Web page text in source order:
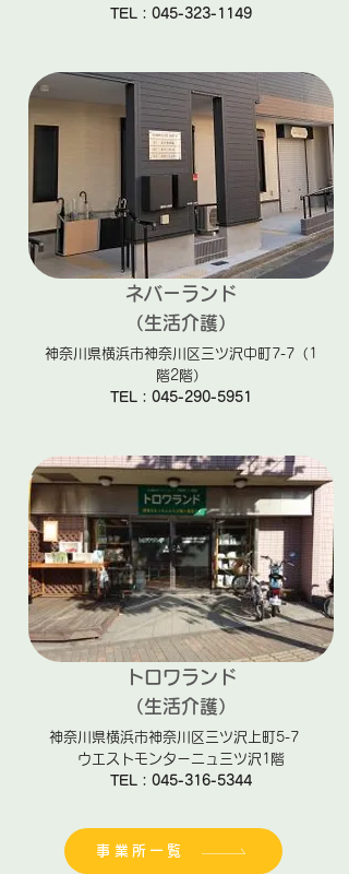
TEL：045-323-1149
ネバーランド
（生活介護）
神奈川県横浜市神奈川区三ツ沢中町7-7（1
階2階）
TEL：045-290-5951
トロワランド
（生活介護）
神奈川県横浜市神奈川区三ツ沢上町5-7
ウエストモンターニュ三ツ沢1階
TEL：045-316-5344
事業所一覧